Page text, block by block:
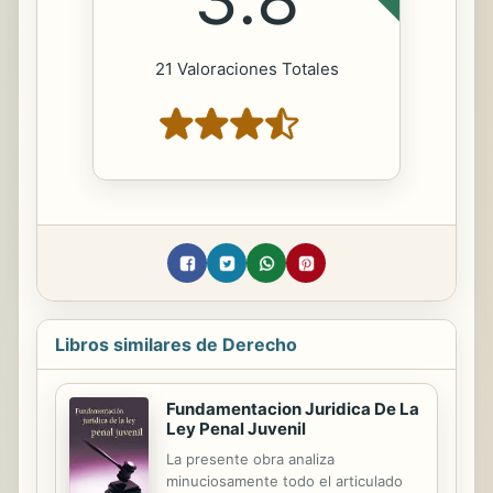
21 Valoraciones Totales
Libros similares de Derecho
Fundamentacion Juridica De La
Ley Penal Juvenil
La presente obra analiza
minuciosamente todo el articulado